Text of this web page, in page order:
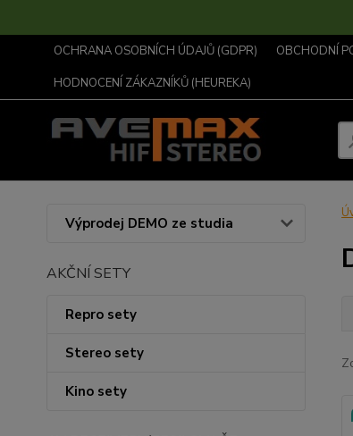
OCHRANA OSOBNÍCH ÚDAJŮ (GDPR) OBCHODNÍ
HODNOCENÍ ZÁKAZNÍKŮ (HEUREKA)
Výprodej DEMO ze studia
AKČNÍ SETY
Repro sety
Stereo sety
Kino sety